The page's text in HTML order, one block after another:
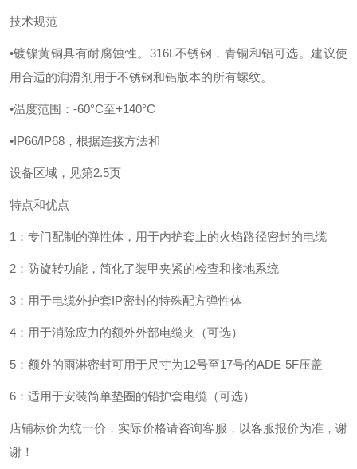
技术规范
•镀镍黄铜具有耐腐蚀性。316L不锈钢，青铜和铝可选。建议使
用合适的润滑剂用于不锈钢和铝版本的所有螺纹。
•温度范围：-60°C至+140°C
•IP66/IP68，根据连接方法和
设备区域，见第2.5页
特点和优点
1：专门配制的弹性体，用于内护套上的火焰路径密封的电缆
2：防旋转功能，简化了装甲夹紧的检查和接地系统
3：用于电缆外护套IP密封的特殊配方弹性体
4：用于消除应力的额外外部电缆夹（可选）
5：额外的雨淋密封可用于尺寸为12号至17号的ADE-5F压盖
6：适用于安装简单垫圈的铅护套电缆（可选）
店铺标价为统一价，实际价格请咨询客服，以客服报价为准，谢
谢！